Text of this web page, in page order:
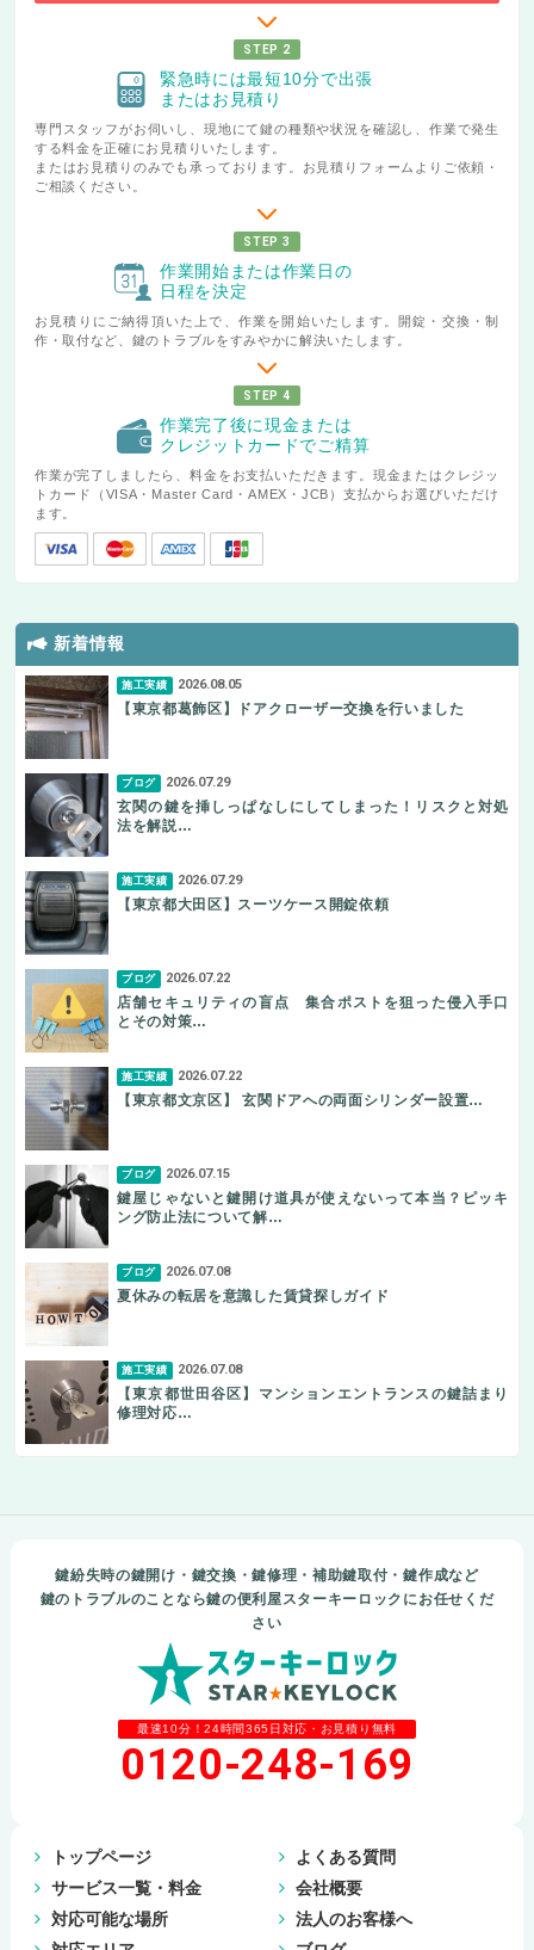
STEP 2
緊急時には最短10分で出張
またはお見積り
専門スタッフがお伺いし、現地にて鍵の種類や状況を確認し、作業で発生
する料金を正確にお見積りいたします。
またはお見積りのみでも承っております。お見積りフォームよりご依頼・
ご相談ください。
STEP 3
作業開始または作業日の
日程を決定
お見積りにご納得頂いた上で、作業を開始いたします。開錠・交換・制
作・取付など、鍵のトラブルをすみやかに解決いたします。
STEP 4
作業完了後に現金または
クレジットカードでご精算
作業が完了しましたら、料金をお支払いただきます。現金またはクレジッ
トカード（VISA・Master Card・AMEX・JCB）支払からお選びいただけ
ます。
新着情報
施工実績 2026.08.05
【東京都葛飾区】ドアクローザー交換を行いました
ブログ 2026.07.29
玄関の鍵を挿しっぱなしにしてしまった！リスクと対処
法を解説…
施工実績 2026.07.29
【東京都大田区】スーツケース開錠依頼
ブログ 2026.07.22
店舗セキュリティの盲点 集合ポストを狙った侵入手口
とその対策…
施工実績 2026.07.22
【東京都文京区】 玄関ドアへの両面シリンダー設置…
ブログ 2026.07.15
鍵屋じゃないと鍵開け道具が使えないって本当？ピッキ
ング防止法について解…
ブログ 2026.07.08
夏休みの転居を意識した賃貸探しガイド
施工実績 2026.07.08
【東京都世田谷区】マンションエントランスの鍵詰まり
修理対応…
鍵紛失時の鍵開け・鍵交換・鍵修理・補助鍵取付・鍵作成など
鍵のトラブルのことなら鍵の便利屋スターキーロックにお任せくだ
さい
最速10分！24時間365日対応・お見積り無料
0120-248-169
トップページ
サービス一覧・料金
対応可能な場所
よくある質問
会社概要
法人のお客様へ